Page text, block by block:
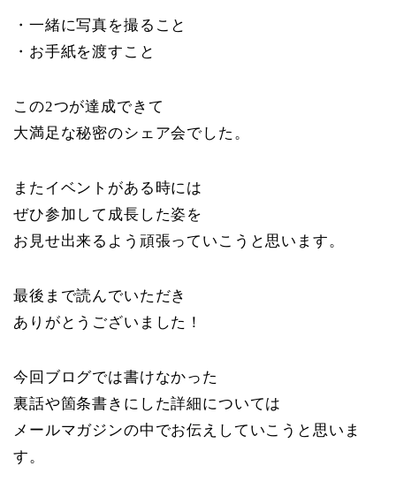
・一緒に写真を撮ること
・お手紙を渡すこと
この2つが達成できて
大満足な秘密のシェア会でした。
またイベントがある時には
ぜひ参加して成長した姿を
お見せ出来るよう頑張っていこうと思います。
最後まで読んでいただき
ありがとうございました！
今回ブログでは書けなかった
裏話や箇条書きにした詳細については
メールマガジンの中でお伝えしていこうと思いま
す。